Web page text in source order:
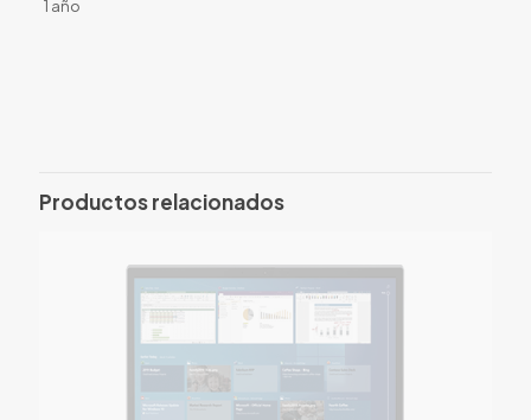
1 año
Productos relacionados